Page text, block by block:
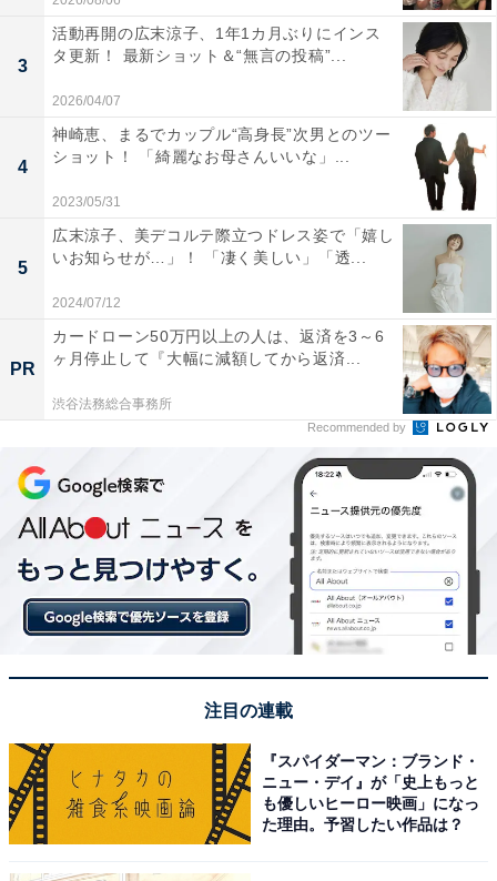
3
活動再開の広末涼子、1年1カ月ぶりにインス
タ更新！ 最新ショット＆“無言の投稿”...
2026/04/07
4
神崎恵、まるでカップル“高身長”次男とのツー
ショット！ 「綺麗なお母さんいいな」...
2023/05/31
5
広末涼子、美デコルテ際立つドレス姿で「嬉し
いお知らせが…」！ 「凄く美しい」「透...
2024/07/12
PR
カードローン50万円以上の人は、返済を3～6
ヶ月停止して『大幅に減額してから返済...
渋谷法務総合事務所
Recommended by
注目の連載
『スパイダーマン：ブランド・
ニュー・デイ』が「史上もっと
も優しいヒーロー映画」になっ
た理由。予習したい作品は？